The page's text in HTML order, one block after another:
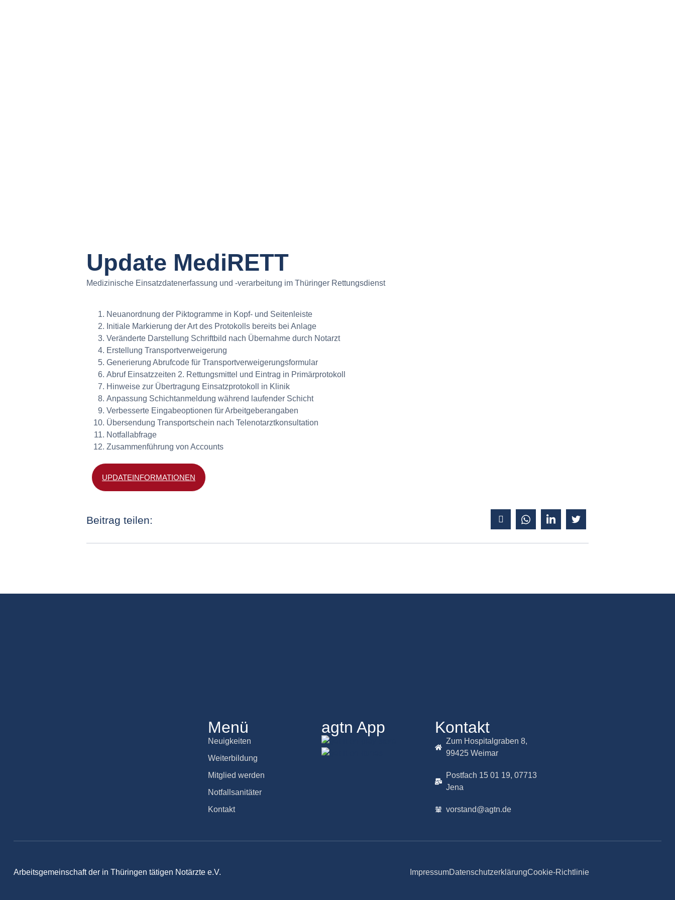
Update MediRETT
Medizinische Einsatzdatenerfassung und -verarbeitung im Thüringer Rettungsdienst
Neuanordnung der Piktogramme in Kopf- und Seitenleiste
Initiale Markierung der Art des Protokolls bereits bei Anlage
Veränderte Darstellung Schriftbild nach Übernahme durch Notarzt
Erstellung Transportverweigerung
Generierung Abrufcode für Transportverweigerungsformular
Abruf Einsatzzeiten 2. Rettungsmittel und Eintrag in Primärprotokoll
Hinweise zur Übertragung Einsatzprotokoll in Klinik
Anpassung Schichtanmeldung während laufender Schicht
Verbesserte Eingabeoptionen für Arbeitgeberangaben
Übersendung Transportschein nach Telenotarztkonsultation
Notfallabfrage
Zusammenführung von Accounts
UPDATEINFORMATIONEN
Beitrag teilen:
Menü
Neuigkeiten
Weiterbildung
Mitglied werden
Notfallsanitäter
Kontakt
agtn App Kontakt
Zum Hospitalgraben 8,
99425 Weimar
Postfach 15 01 19, 07713
Jena
vorstand@agtn.de
Arbeitsgemeinschaft der in Thüringen tätigen Notärzte e.V. ImpressumDatenschutzerklärungCookie-Richtlinie